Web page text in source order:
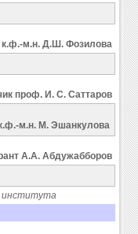
к.ф.-м.н. Д.Ш. Фозилова
проф. И. С. Саттаров
м.н. M. Эшанкулова
А.А. Абдужабборов
института